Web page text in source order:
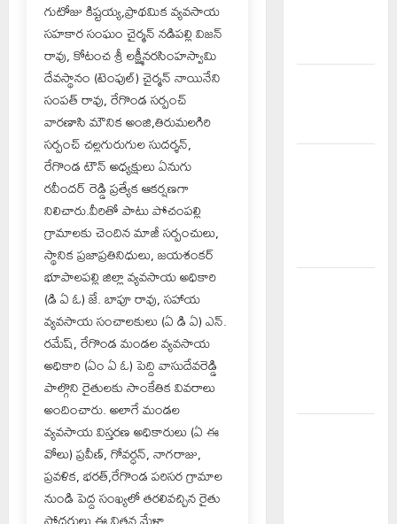
గుటోజు కిష్టయ్య,ప్రాథమిక వ్యవసాయ
సహకార సంఘం చైర్మన్ నడిపల్లి విజన్
రావు, కోటంచ శ్రీ లక్ష్మీనరసింహస్వామి
దేవస్థానం (టెంపుల్) చైర్మన్ నాయినేని
సంపత్ రావు, రేగొండ సర్పంచ్
వారణాసి మౌనిక అంజి,తిరుమలగిరి
సర్పంచ్ చల్లగురుగుల సుదర్శన్,
రేగొండ టౌన్ అధ్యక్షులు ఏనుగు
రవీందర్ రెడ్డి ప్రత్యేక ఆకర్షణగా
నిలిచారు.వీరితో పాటు పోచంపల్లి
గ్రామాలకు చెందిన మాజీ సర్పంచులు,
స్థానిక ప్రజాప్రతినిధులు, జయశంకర్
భూపాలపల్లి జిల్లా వ్యవసాయ అధికారి
(డి ఏ ఓ) జే. బాపూ రావు, సహాయ
వ్యవసాయ సంచాలకులు (ఏ డి ఏ) ఎన్.
రమేష్, రేగొండ మండల వ్యవసాయ
అధికారి (ఏం ఏ ఓ) పెద్ది వాసుదేవరెడ్డి
పాల్గొని రైతులకు సాంకేతిక వివరాలు
అందించారు. అలాగే మండల
వ్యవసాయ విస్తరణ అధికారులు (ఏ ఈ
వోలు) ప్రవీణ్, గోవర్ధన్, నాగరాజు,
ప్రవళిక, భరత్,రేగొండ పరిసర గ్రామాల
నుండి పెద్ద సంఖ్యలో తరలివచ్చిన రైతు